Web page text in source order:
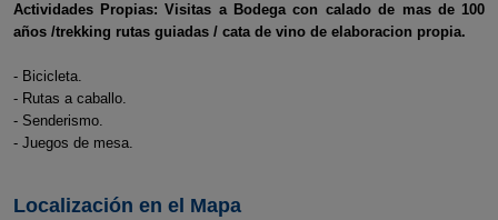
Actividades Propias: Visitas a Bodega con calado de mas de 100
años /trekking rutas guiadas / cata de vino de elaboracion propia.
- Bicicleta.
- Rutas a caballo.
- Senderismo.
- Juegos de mesa.
Localización en el Mapa